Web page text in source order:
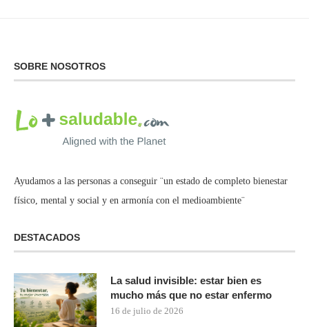
SOBRE NOSOTROS
Ayudamos a las personas a conseguir ¨un estado de completo bienestar
físico, mental y social y en armonía con el medioambiente¨
DESTACADOS
La salud invisible: estar bien es
mucho más que no estar enfermo
16 de julio de 2026